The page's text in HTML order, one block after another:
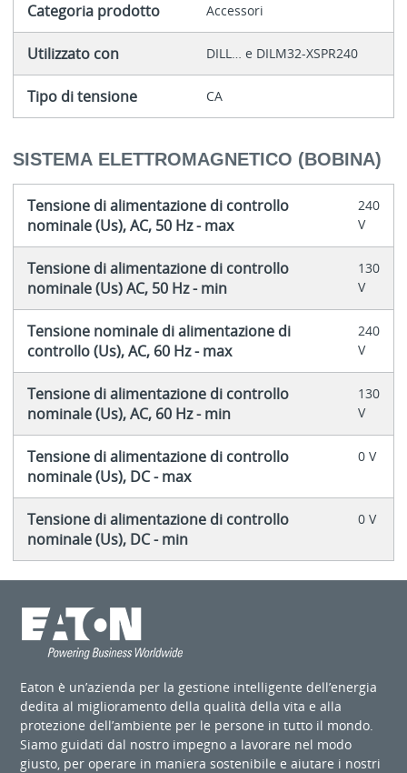
Categoria prodotto Accessori
Utilizzato con DILL… e DILM32-XSPR240
Tipo di tensione CA
SISTEMA ELETTROMAGNETICO (BOBINA)
Tensione di alimentazione di controllo
nominale (Us), AC, 50 Hz - max
240
V
Tensione di alimentazione di controllo
nominale (Us) AC, 50 Hz - min
130
V
Tensione nominale di alimentazione di
controllo (Us), AC, 60 Hz - max
240
V
Tensione di alimentazione di controllo
nominale (Us), AC, 60 Hz - min
130
V
Tensione di alimentazione di controllo
nominale (Us), DC - max
0 V
Tensione di alimentazione di controllo
nominale (Us), DC - min
0 V
Eaton è un’azienda per la gestione intelligente dell’energia
dedita al miglioramento della qualità della vita e alla
protezione dell’ambiente per le persone in tutto il mondo.
Siamo guidati dal nostro impegno a lavorare nel modo
giusto, per operare in maniera sostenibile e aiutare i nostri